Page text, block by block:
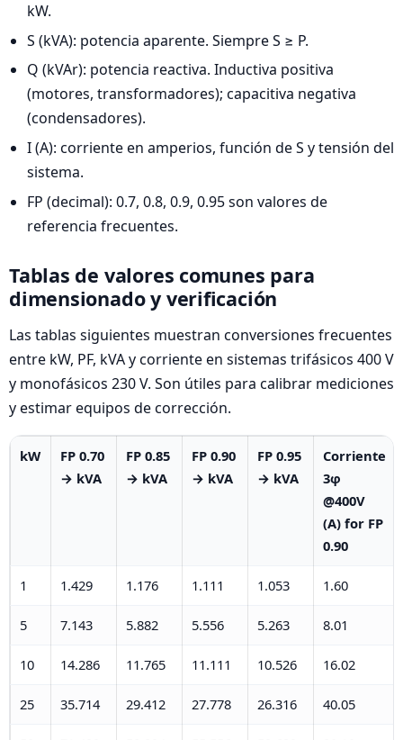
kW.
S (kVA): potencia aparente. Siempre S ≥ P.
Q (kVAr): potencia reactiva. Inductiva positiva
(motores, transformadores); capacitiva negativa
(condensadores).
I (A): corriente en amperios, función de S y tensión del
sistema.
FP (decimal): 0.7, 0.8, 0.9, 0.95 son valores de
referencia frecuentes.
Tablas de valores comunes para
dimensionado y verificación
Las tablas siguientes muestran conversiones frecuentes
entre kW, PF, kVA y corriente en sistemas trifásicos 400 V
y monofásicos 230 V. Son útiles para calibrar mediciones
y estimar equipos de corrección.
kW
FP 0.70
→ kVA
FP 0.85
→ kVA
FP 0.90
→ kVA
FP 0.95
→ kVA
Corriente
3φ
@400V
(A) for FP
0.90
1 1.429 1.176 1.111 1.053 1.60
5 7.143 5.882 5.556 5.263 8.01
10 14.286 11.765 11.111 10.526 16.02
25 35.714 29.412 27.778 26.316 40.05